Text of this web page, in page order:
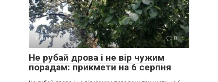
Події 0
Не рубай дрова і не вір чужим
порадам: прикмети на 6 серпня